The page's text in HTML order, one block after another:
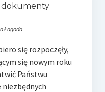
dokumenty
Łagoda
się rozpoczęły,
się nowym roku
Państwu